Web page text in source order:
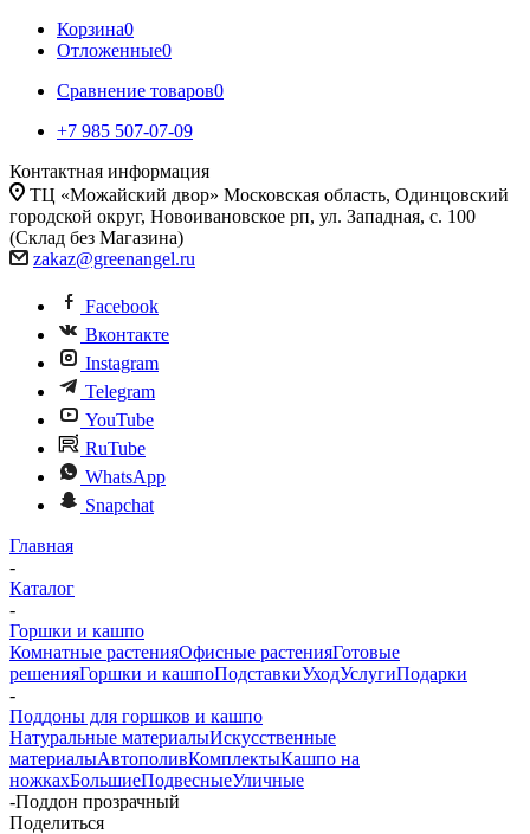
Корзина0
Отложенные0
Сравнение товаров0
+7 985 507-07-09
Контактная информация
ТЦ «Можайский двор» Московская область, Одинцовский
городской округ, Новоивановское рп, ул. Западная, с. 100
(Склад без Магазина)
zakaz@greenangel.ru
Facebook
Вконтакте
Instagram
Telegram
YouTube
RuTube
WhatsApp
Snapchat
Главная
-
Каталог
-
Горшки и кашпо
Комнатные растенияОфисные растенияГотовые
решенияГоршки и кашпоПодставкиУходУслугиПодарки
-
Поддоны для горшков и кашпо
Натуральные материалыИскусственные
материалыАвтополивКомплектыКашпо на
ножкахБольшиеПодвесныеУличные
-Поддон прозрачный
Поделиться